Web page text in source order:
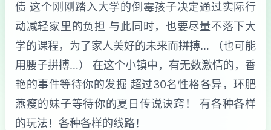
债 这个刚刚踏入大学的倒霉孩子决定通过实际行
动减轻家里的负担 与此同时，也要尽量不落下大
学的课程，为了家人美好的未来而拼搏… （也可能
用腰子拼搏…） 在这个小镇中，有无数激情的，香
艳的事件等待你的发掘 超过30名性格各异，环肥
燕瘦的妹子等待你的夏日传说诀窍！ 有各种各样
的玩法！各种各样的线路！